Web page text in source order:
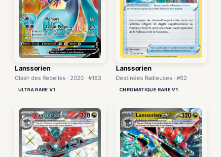
Lanssorien
Clash des Rebelles · 2020 · #183
ULTRA RARE V1
Lanssorien
Destinées Radieuses · #62
CHROMATIQUE RARE V1